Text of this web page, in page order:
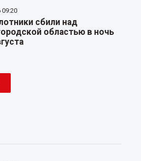
09:20
сбили над
областью в ночь